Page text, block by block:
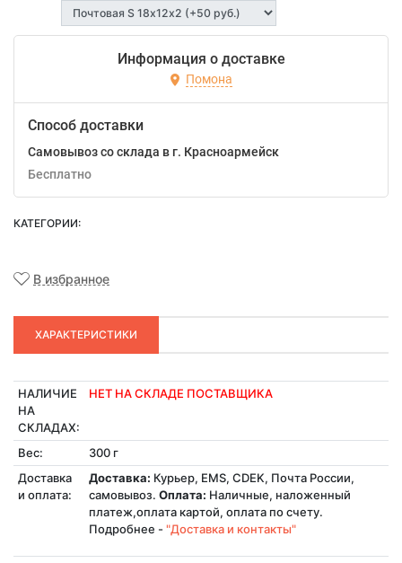
Информация о доставке
Помона
Способ доставки
Самовывоз со склада в г. Красноармейск
Бесплатно
КАТЕГОРИИ:
В избранное
ХАРАКТЕРИСТИКИ
НАЛИЧИЕ
НА
СКЛАДАХ:
НЕТ НА СКЛАДЕ ПОСТАВЩИКА
Вес:
300 г
Доставка
и оплата:
Доставка: Курьер, EMS, CDEK, Почта России,
самовывоз. Оплата: Наличные, наложенный
платеж,оплата картой, оплата по счету.
Подробнее - "Доставка и контакты"